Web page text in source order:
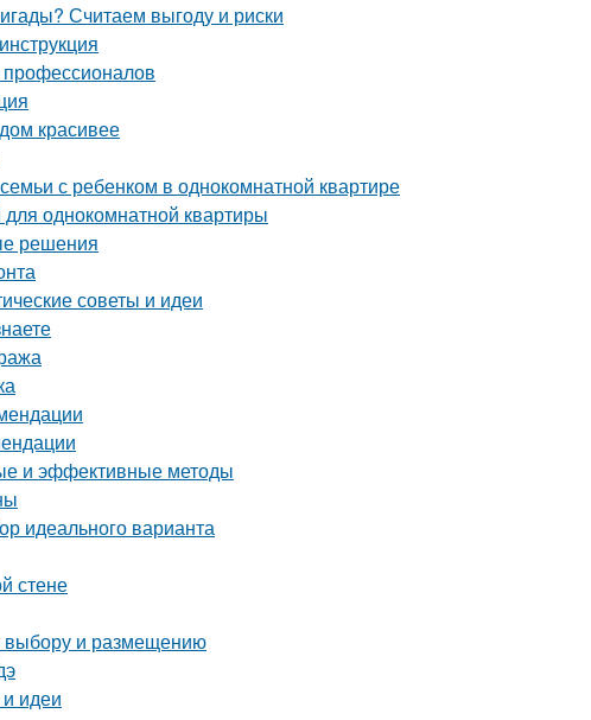
Считаем выгоду и риски
красивее
с ребенком в однокомнатной квартире
однокомнатной квартиры
решения
советы и идеи
и эффективные методы
идеального варианта
стене
выбору и размещению
идеи